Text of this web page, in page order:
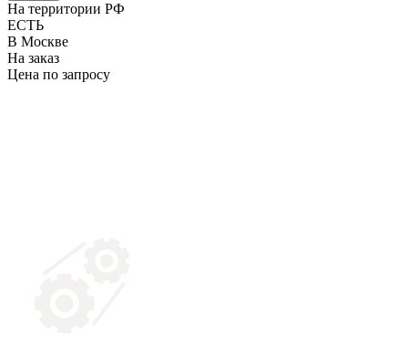
На территории РФ
ЕСТЬ
В Москве
На заказ
Цена по запросу